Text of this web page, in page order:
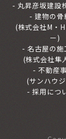
丸昇彦坂建設
建物の骨
(株式会社M・
ー)
名古屋の施
(株式会社隼
不動産
(サンハウ
採用につ